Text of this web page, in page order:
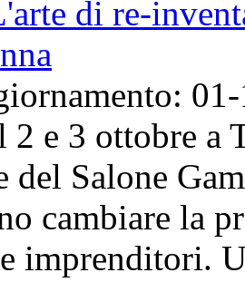
di re-
2 e 3 ottobre a
del Salone
cambiare la
imprenditori.